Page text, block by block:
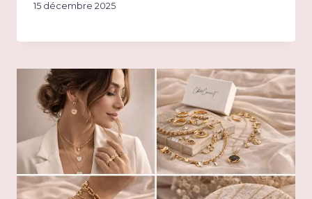
15 décembre 2025